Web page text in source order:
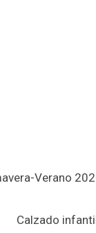
Verano
Calzado